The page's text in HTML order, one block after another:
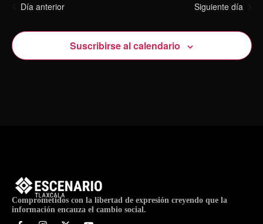
Día anterior Siguiente día
Suscribirse al calendario
Comprometidos con la libertad de expresión creyendo que la
información encauza el cambio social.